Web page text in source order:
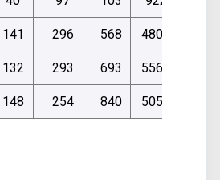
141 296 568 4807
132 293 693 5567
148 254 840 5057